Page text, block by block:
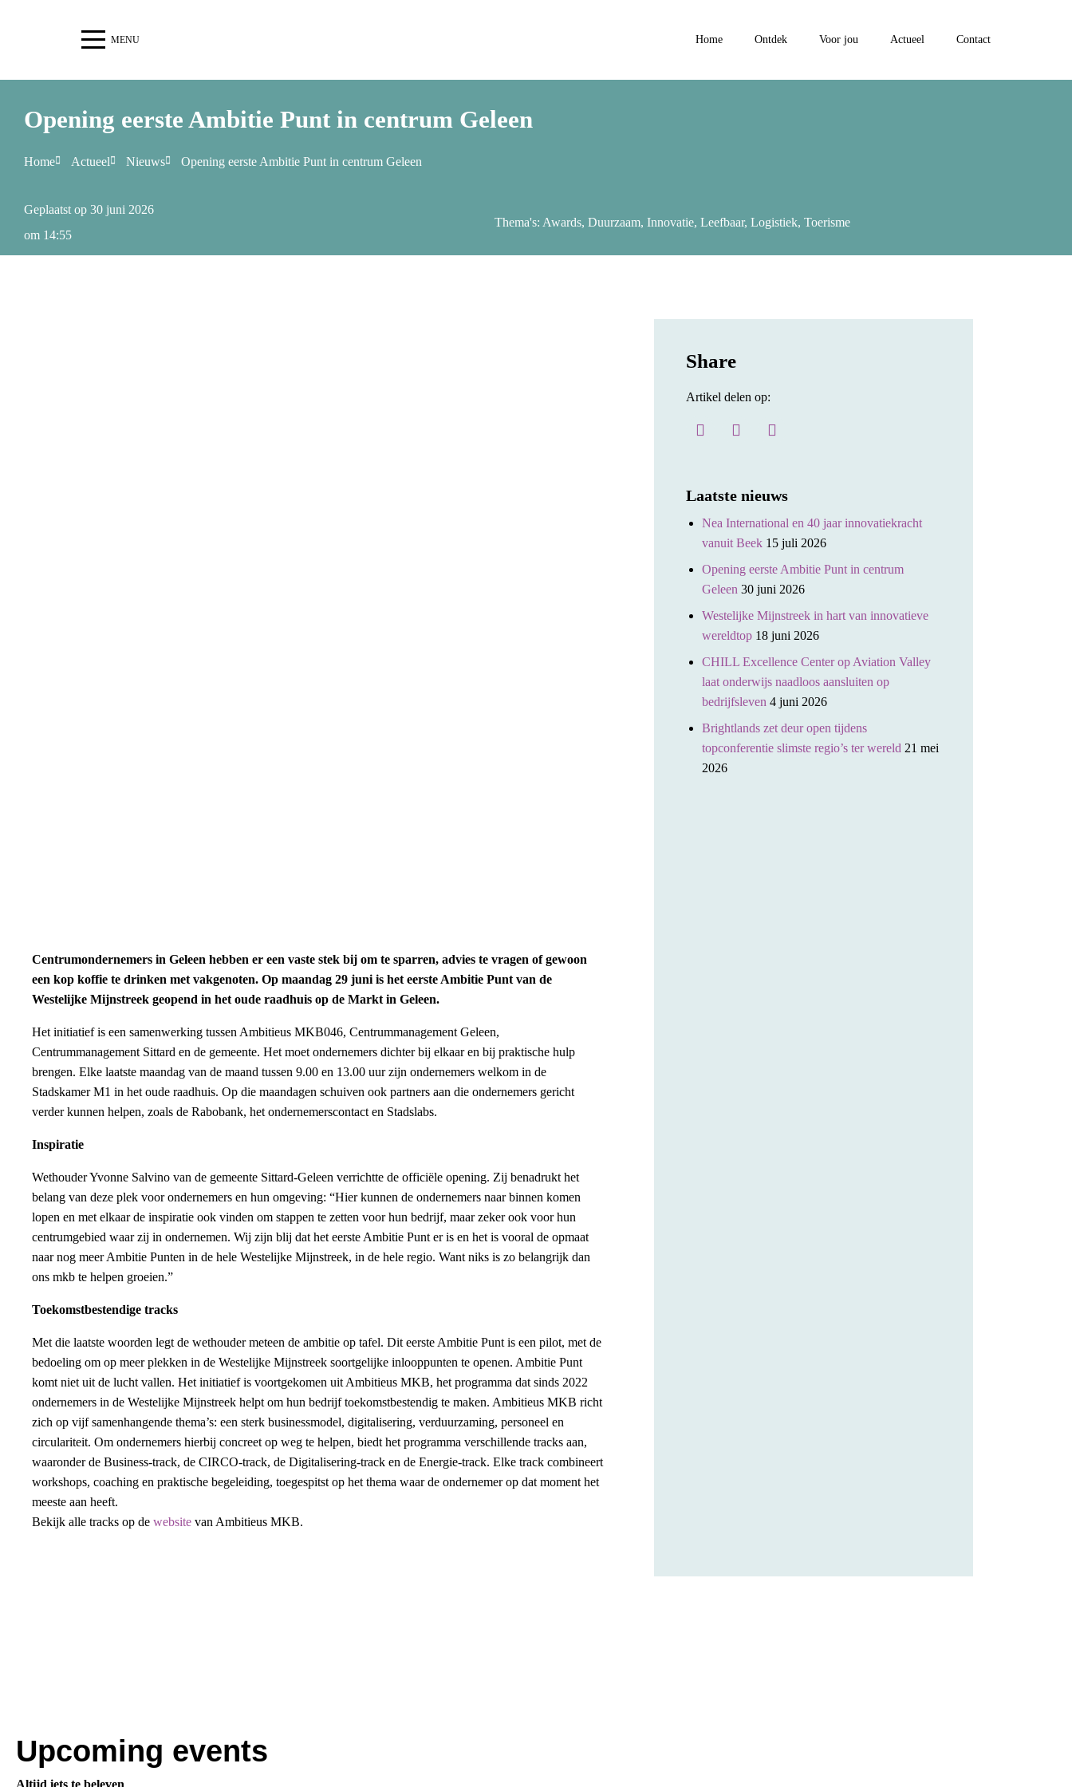
MENU Home Ontdek Voor jou Actueel Contact
Opening eerste Ambitie Punt in centrum Geleen
Home Actueel Nieuws Opening eerste Ambitie Punt in centrum Geleen
Geplaatst op 30 juni 2026
om 14:55
Thema's: Awards, Duurzaam, Innovatie, Leefbaar, Logistiek, Toerisme
Centrumondernemers in Geleen hebben er een vaste stek bij om te sparren, advies te vragen of gewoon
een kop koffie te drinken met vakgenoten. Op maandag 29 juni is het eerste Ambitie Punt van de
Westelijke Mijnstreek geopend in het oude raadhuis op de Markt in Geleen.
Het initiatief is een samenwerking tussen Ambitieus MKB046, Centrummanagement Geleen,
Centrummanagement Sittard en de gemeente. Het moet ondernemers dichter bij elkaar en bij praktische hulp
brengen. Elke laatste maandag van de maand tussen 9.00 en 13.00 uur zijn ondernemers welkom in de
Stadskamer M1 in het oude raadhuis. Op die maandagen schuiven ook partners aan die ondernemers gericht
verder kunnen helpen, zoals de Rabobank, het ondernemerscontact en Stadslabs.
Inspiratie
Wethouder Yvonne Salvino van de gemeente Sittard-Geleen verrichtte de officiële opening. Zij benadrukt het
belang van deze plek voor ondernemers en hun omgeving: “Hier kunnen de ondernemers naar binnen komen
lopen en met elkaar de inspiratie ook vinden om stappen te zetten voor hun bedrijf, maar zeker ook voor hun
centrumgebied waar zij in ondernemen. Wij zijn blij dat het eerste Ambitie Punt er is en het is vooral de opmaat
naar nog meer Ambitie Punten in de hele Westelijke Mijnstreek, in de hele regio. Want niks is zo belangrijk dan
ons mkb te helpen groeien.”
Toekomstbestendige tracks
Met die laatste woorden legt de wethouder meteen de ambitie op tafel. Dit eerste Ambitie Punt is een pilot, met de
bedoeling om op meer plekken in de Westelijke Mijnstreek soortgelijke inlooppunten te openen. Ambitie Punt
komt niet uit de lucht vallen. Het initiatief is voortgekomen uit Ambitieus MKB, het programma dat sinds 2022
ondernemers in de Westelijke Mijnstreek helpt om hun bedrijf toekomstbestendig te maken. Ambitieus MKB richt
zich op vijf samenhangende thema’s: een sterk businessmodel, digitalisering, verduurzaming, personeel en
circulariteit. Om ondernemers hierbij concreet op weg te helpen, biedt het programma verschillende tracks aan,
waaronder de Business-track, de CIRCO-track, de Digitalisering-track en de Energie-track. Elke track combineert
workshops, coaching en praktische begeleiding, toegespitst op het thema waar de ondernemer op dat moment het
meeste aan heeft.
Bekijk alle tracks op de website van Ambitieus MKB.
Share
Artikel delen op:
Laatste nieuws
Nea International en 40 jaar innovatiekracht
vanuit Beek 15 juli 2026
Opening eerste Ambitie Punt in centrum
Geleen 30 juni 2026
Westelijke Mijnstreek in hart van innovatieve
wereldtop 18 juni 2026
CHILL Excellence Center op Aviation Valley
laat onderwijs naadloos aansluiten op
bedrijfsleven 4 juni 2026
Brightlands zet deur open tijdens
topconferentie slimste regio’s ter wereld 21 mei
2026
Upcoming events
Altijd iets te beleven